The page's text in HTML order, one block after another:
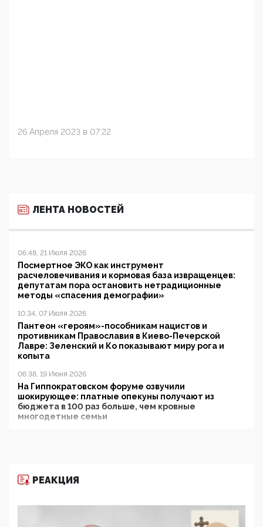
26 Апреля 2023 в 07:22
ЛЕНТА НОВОСТЕЙ
06:48, 21 Июля 2026
Посмертное ЭКО как инструмент
расчеловечивания и кормовая база извращенцев:
депутатам пора остановить нетрадиционные
методы «спасения демографии»
10:34, 07 Июля 2026
Пантеон «героям»-пособникам нацистов и
противникам Православия в Киево-Печерской
Лавре: Зеленский и Ко показывают миру рога и
копыта
06:38, 19 Июня 2026
На Гиппократовском форуме озвучили
шокирующее: платные опекуны получают из
бюджета в 100 раз больше, чем кровные
многодетные семьи
11:53, 09 Июня 2026
деятельность ИИТО ЮНЕСКО в России, но
цифроглобалисты продолжают определять
РЕАКЦИЯ